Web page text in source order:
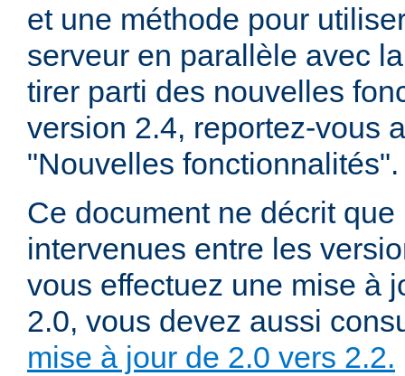
et une méthode pour
serveur en parallèle avec
tirer parti des nouvelles
version 2.4, reportez-vous
"Nouvelles fonctionnalités".
Ce document ne décrit
intervenues entre les
vous effectuez une mise à
2.0, vous devez aussi
mise à jour de 2.0 vers 2.2.